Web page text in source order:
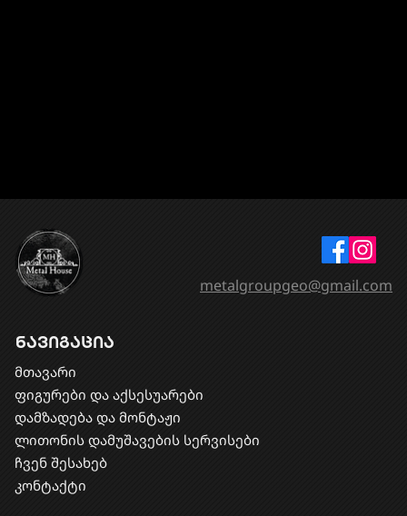
ნავიგაცია
მთავარი
ფიგურები და აქსესუარები
დამზადება და მონტაჟი
​ლითონის დამუშავების სერვისები
ჩვენ შესახებ
კონტაქტი
metalgroupgeo@gmail.com